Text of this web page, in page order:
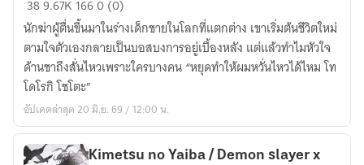
MHA
]
My
Destiny,
My
Choices
(Oc
x
389.67K 1660 (0)
นักฆ่าผู้ตื่นขึ้นมาในร่างเด็กชายในโลกที่แตกต่าง เขาเริ่มต้นชีวิตใหม่
ตามใจตัวเองกลายเป็นบอสบงการอยู่เบื้องหลัง แต่แล้วทำไมหัวใจ
ด้านชาถึงสั่นไหวเพราะใครบางคน “หยุดทำให้ผมหวั่นไหวได้ไหม โท
โดโรกิ โชโตะ”
อัปเดตล่าสุด 20 มิ.ย. 69 / 12:00 น.
Kimetsu no Yaiba / Demon slayer x